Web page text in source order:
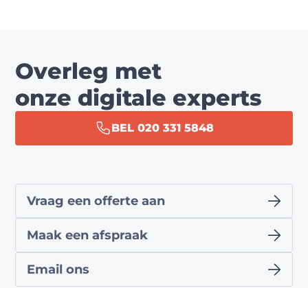
Overleg met
onze digitale experts
BEL 020 331 5848
Vraag een offerte aan
Maak een afspraak
Email ons